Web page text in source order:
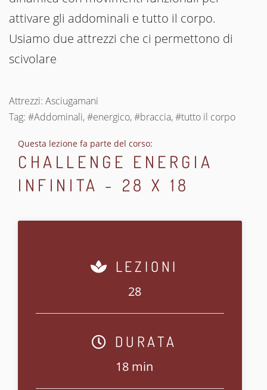
attivare gli addominali e tutto il corpo.
Usiamo due attrezzi che ci permettono di
scivolare
Attrezzi: Asciugamani
Tag: #Addominali, #energico, #braccia, #tutto il corpo
Questa lezione fa parte del corso:
CHALLENGE ENERGIA
INFINITA - 28 X 18
LEZIONI
28
DURATA
18 min